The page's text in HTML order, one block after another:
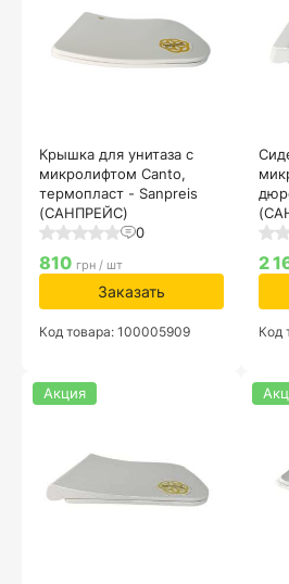
Крышка для унитаза с
микролифтом Canto,
термопласт - Sanpreis
(САНПРЕЙС)
0
810 грн / шт
Заказать
Код товара: 100005909
2
Код
Акция